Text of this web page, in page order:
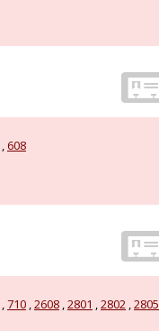
, 608
,710 ,2608 ,2801 ,2802 ,2805